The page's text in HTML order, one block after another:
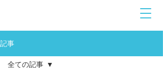
記事
全ての記事